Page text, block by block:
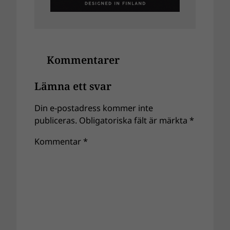
Kommentarer
Lämna ett svar
Din e-postadress kommer inte
publiceras. Obligatoriska fält är märkta *
Kommentar *